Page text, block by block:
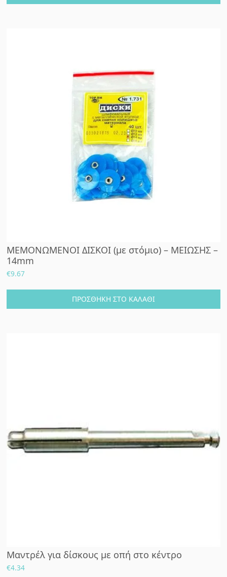
ΜΕΜΟΝΩΜΕΝΟΙ ΔΙΣΚΟΙ (με στόμιο) – ΜΕΙΩΣΗΣ –
14mm
€9.67
ΠΡΟΣΘΉΚΗ ΣΤΟ ΚΑΛΆΘΙ
Μαντρέλ για δίσκους με οπή στο κέντρο
€4.34